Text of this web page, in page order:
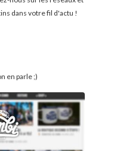
dans votre fil d'actu !
en parle ;)